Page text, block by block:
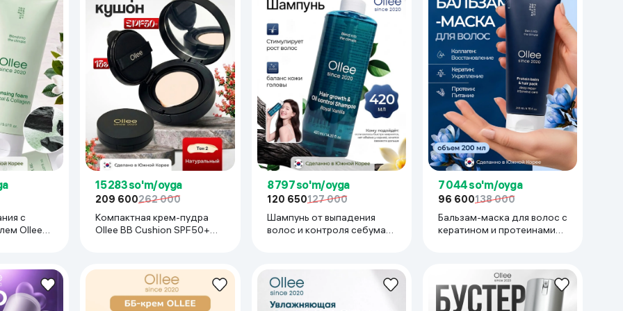
Kameralar
с
Ollee
15 283 so'm/oyga
209 600262 000
Компактная крем-пудра
Ollee BB Cushion SPF50+
8 797 so'm/oyga
120 650127 000
Шампунь от выпадения
волос и контроля себума
7 044 so'm/oyga
96 600138 000
Бальзам-маска для волос с
кератином и протеинами